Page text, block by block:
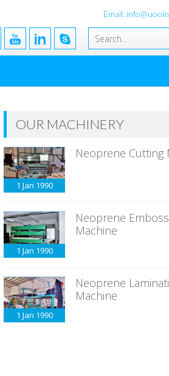
Email:
OUR MACHINERY
1 Jan 1990
Neoprene Cutting
1 Jan 1990
Neoprene
Machine
1 Jan 1990
Neoprene
Machine